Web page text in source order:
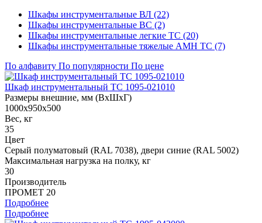
Шкафы инструментальные ВЛ (22)
Шкафы инструментальные ВС (2)
Шкафы инструментальные легкие ТС (20)
Шкафы инструментальные тяжелые AMH TC (7)
По алфавиту По популярности По цене
Шкаф инструментальный ТС 1095-021010
Размеры внешние, мм (ВхШхГ)
1000x950x500
Вес, кг
35
Цвет
Cерый полуматовый (RAL 7038), двери синие (RAL 5002)
Максимальная нагрузка на полку, кг
30
Производитель
ПРОМЕТ 20
Подробнее
Подробнее